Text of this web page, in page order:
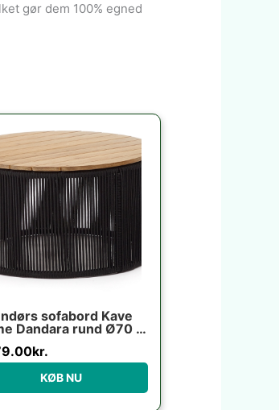
gør dem 100% egned
sofabord Kave
Dandara rund Ø70 x
beigekr.
KØB NU